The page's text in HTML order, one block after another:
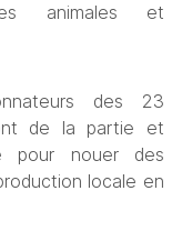
animales et
des 23
de la partie et
pour nouer des
locale en